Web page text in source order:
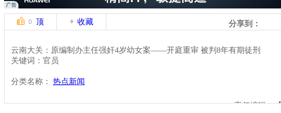
0 顶 收藏 分享到：
云南大关：原编制办主任强奸4岁幼女案——开庭重审 被判8年有期徒刑
关键词：官员
分类名称： 热点新闻
责任编辑：